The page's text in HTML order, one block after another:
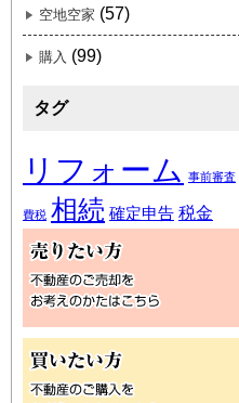
空地空家 (57)
購入 (99)
タグ
リフォーム 事前審査
費税 相続 確定申告 税金